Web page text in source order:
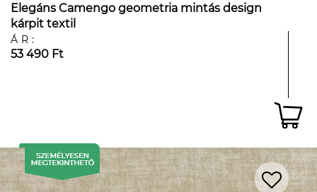
Elegáns Camengo geometria mintás design
kárpit textil
ÁR:
53 490 Ft